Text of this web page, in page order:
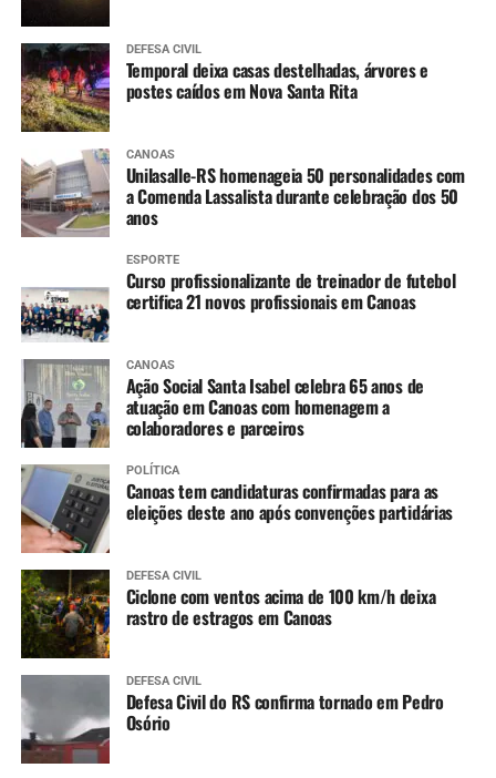
DEFESA CIVIL
Temporal deixa casas destelhadas, árvores e
postes caídos em Nova Santa Rita
CANOAS
Unilasalle-RS homenageia 50 personalidades com
a Comenda Lassalista durante celebração dos 50
anos
ESPORTE
Curso profissionalizante de treinador de futebol
certifica 21 novos profissionais em Canoas
CANOAS
Ação Social Santa Isabel celebra 65 anos de
atuação em Canoas com homenagem a
colaboradores e parceiros
POLÍTICA
Canoas tem candidaturas confirmadas para as
eleições deste ano após convenções partidárias
DEFESA CIVIL
Ciclone com ventos acima de 100 km/h deixa
rastro de estragos em Canoas
DEFESA CIVIL
Defesa Civil do RS confirma tornado em Pedro
Osório